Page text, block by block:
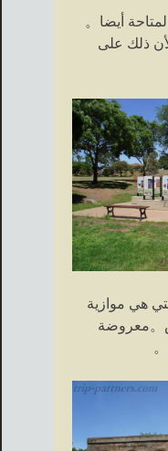
أيضا。
ذلك على
هي موازية
。معروضة